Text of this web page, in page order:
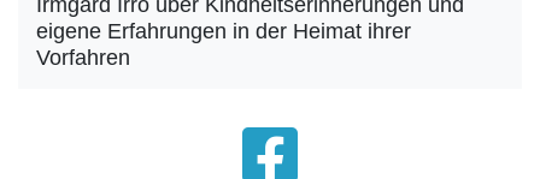
Irmgard Irro über Kindheitserinnerungen und
eigene Erfahrungen in der Heimat ihrer
Vorfahren